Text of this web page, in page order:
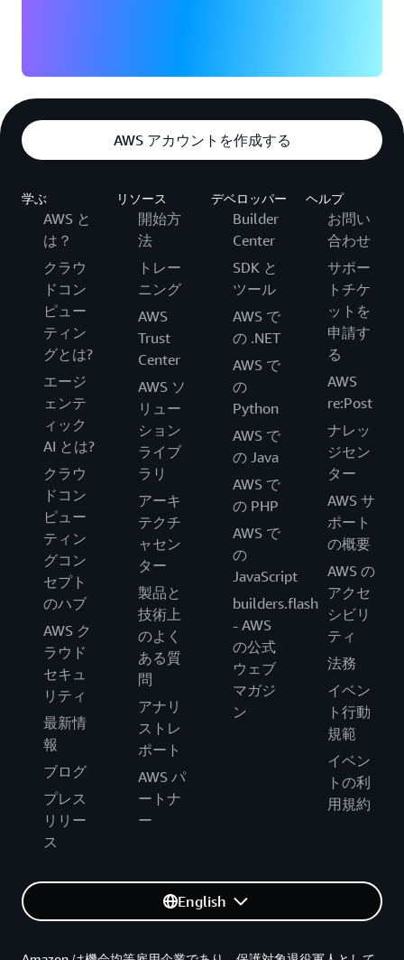
AWS アカウントを作成する
学ぶ
AWS と
は？
クラウ
ドコン
ピュー
ティン
グとは?
エージ
ェンテ
ィック
AI とは?
クラウ
ドコン
ピュー
ティン
グコン
セプト
のハブ
AWS ク
ラウド
セキュ
リティ
最新情
報
ブログ
プレス
リリー
ス
リソース
開始方
法
トレー
ニング
AWS
Trust
Center
AWS ソ
リュー
ション
ライブ
ラリ
アーキ
テクチ
ャセン
ター
製品と
技術上
のよく
ある質
問
アナリ
ストレ
ポート
AWS パ
ートナ
ー
デベロッパー
Builder
Center
SDK と
ツール
AWS で
の .NET
AWS で
の
Python
AWS で
の Java
AWS で
の PHP
AWS で
の
JavaScript
builders.flash
- AWS
の公式
ウェブ
マガジ
ン
ヘルプ
お問い
合わせ
サポー
トチケ
ットを
申請す
る
AWS
re:Post
ナレッ
ジセン
ター
AWS サ
ポート
の概要
AWS の
アクセ
シビリ
ティ
法務
イベン
ト行動
規範
イベン
トの利
用規約
English